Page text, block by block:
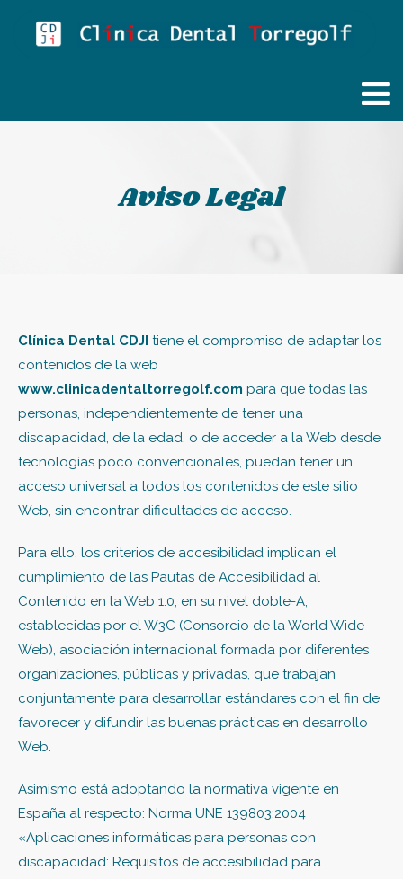
Aviso Legal
Clínica Dental CDJI tiene el compromiso de adaptar los
contenidos de la web
www.clinicadentaltorregolf.com para que todas las
personas, independientemente de tener una
discapacidad, de la edad, o de acceder a la Web desde
tecnologías poco convencionales, puedan tener un
acceso universal a todos los contenidos de este sitio
Web, sin encontrar dificultades de acceso.
Para ello, los criterios de accesibilidad implican el
cumplimiento de las Pautas de Accesibilidad al
Contenido en la Web 1.0, en su nivel doble-A,
establecidas por el W3C (Consorcio de la World Wide
Web), asociación internacional formada por diferentes
organizaciones, públicas y privadas, que trabajan
conjuntamente para desarrollar estándares con el fin de
favorecer y difundir las buenas prácticas en desarrollo
Web.
Asimismo está adoptando la normativa vigente en
España al respecto: Norma UNE 139803:2004
«Aplicaciones informáticas para personas con
discapacidad: Requisitos de accesibilidad para